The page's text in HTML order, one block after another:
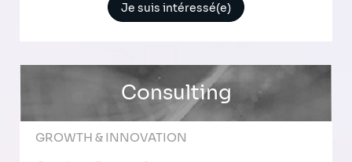
Je suis intéressé(e)
Consulting
GROWTH & INNOVATION